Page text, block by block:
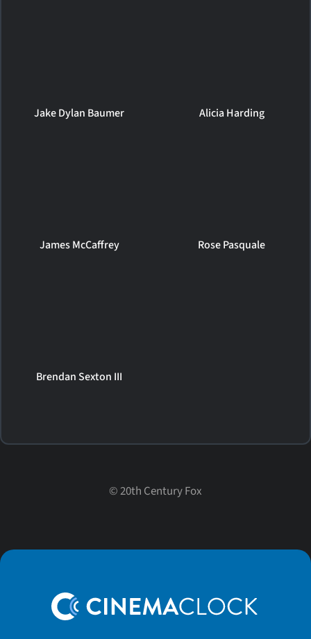
Jake Dylan Baumer Alicia Harding
James McCaffrey Rose Pasquale
Brendan Sexton III
©20th Century Fox